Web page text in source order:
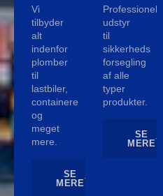
Vi
tilbyder
alt
indenfor
plomber
til
lastbiler,
containere
og
meget
mere.
SE
MERE
Professionelt
udstyr
til
sikkerheds
forsegling
af alle
typer
produkter.
SE
MERE